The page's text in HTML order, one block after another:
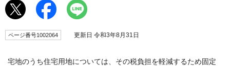
ページ番号1002064 更新日 令和3年8月31日
宅地のうち住宅用地については、その税負担を軽減するため固定